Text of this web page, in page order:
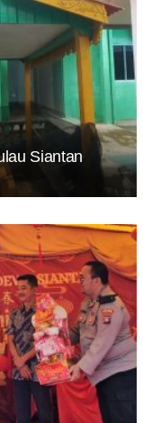
Siantan